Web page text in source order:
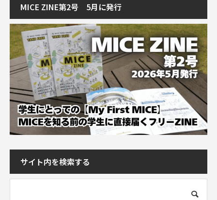
MICE ZINE第2号 5月に発行
サイト内を検索する